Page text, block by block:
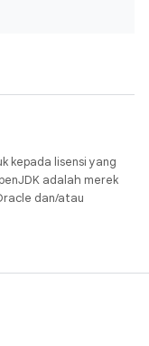
kepada lisensi yang
adalah merek
dan/atau